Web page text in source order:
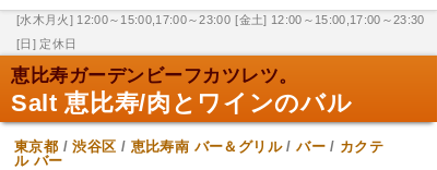
[水木月火] 12:00～15:00,17:00～23:00 [金土] 12:00～15:00,17:00～23:30
[日] 定休日
恵比寿ガーデンビーフカツレツ。
Salt 恵比寿/肉とワインのバル
東京都 /渋谷区 / 恵比寿南 バー＆グリル/バー/ カクテ
ル バー